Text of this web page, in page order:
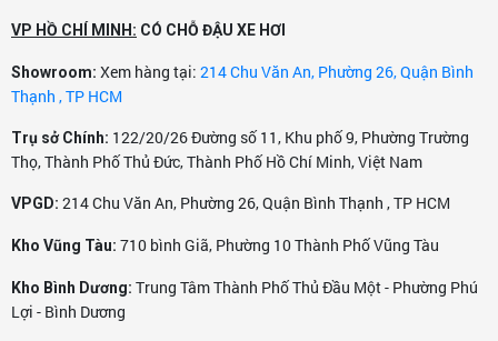
VP HỒ CHÍ MINH: CÓ CHỖ ĐẬU XE HƠI
Showroom: Xem hàng tại: 214 Chu Văn An, Phường 26, Quận Bình
Thạnh , TP HCM
Trụ sở Chính: 122/20/26 Đường số 11, Khu phố 9, Phường Trường
Thọ, Thành Phố Thủ Đức, Thành Phố Hồ Chí Minh, Việt Nam
VPGD: 214 Chu Văn An, Phường 26, Quận Bình Thạnh , TP HCM
Kho Vũng Tàu: 710 bình Giã, Phường 10 Thành Phố Vũng Tàu
Kho Bình Dương: Trung Tâm Thành Phố Thủ Đầu Một - Phường Phú
Lợi - Bình Dương